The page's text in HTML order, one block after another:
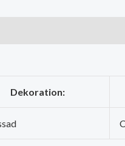
Dekoration: